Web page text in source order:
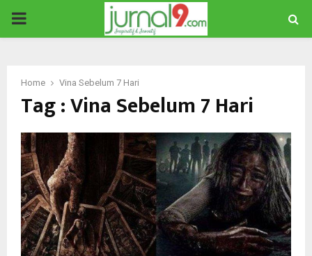
PRIMARY
Home Vina Sebelum 7 Hari
Tag : Vina Sebelum 7 Hari